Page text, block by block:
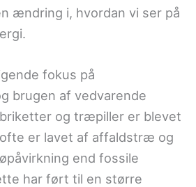
ændring i, hvordan vi ser på
fokus på
brugen af vedvarende
og træpiller er blevet
er lavet af affaldstræ og
end fossile
har ført til en større